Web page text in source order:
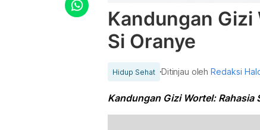
Kandungan Gizi
Si Oranye
Hidup Sehat Ditinjau olehRedaksi
Kandungan Gizi Wortel: Rahasia